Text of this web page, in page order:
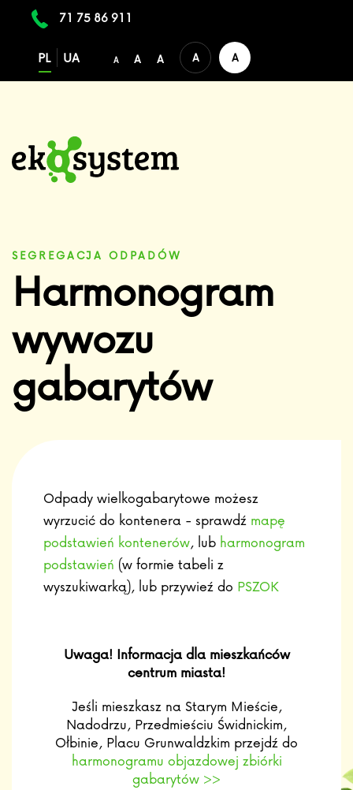
71 75 86 911
PL UA A A A A A
SEGREGACJA ODPADÓW
Harmonogram
wywozu
gabarytów
Odpady wielkogabarytowe możesz
wyrzucić do kontenera - sprawdź mapę
podstawień kontenerów, lub harmonogram
podstawień (w formie tabeli z
wyszukiwarką), lub przywieź do PSZOK
Uwaga! Informacja dla mieszkańców
centrum miasta!
Jeśli mieszkasz na Starym Mieście,
Nadodrzu, Przedmieściu Świdnickim,
Ołbinie, Placu Grunwaldzkim przejdź do
harmonogramu objazdowej zbiórki
gabarytów >>